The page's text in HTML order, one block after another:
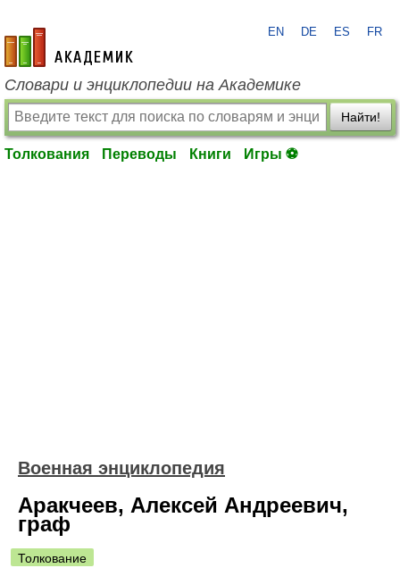
academic.ru
EN DE ES FR
Словари и энциклопедии на Академике
Найти!
Толкования Переводы Книги Игры ⚽
Военная энциклопедия
Аракчеев, Алексей Андреевич,
граф
Толкование